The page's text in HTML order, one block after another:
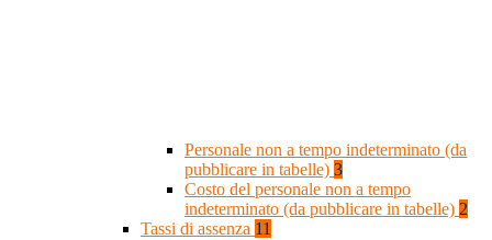
Personale non a tempo indeterminato (da
pubblicare in tabelle) 3
Costo del personale non a tempo
indeterminato (da pubblicare in tabelle) 2
Tassi di assenza 11